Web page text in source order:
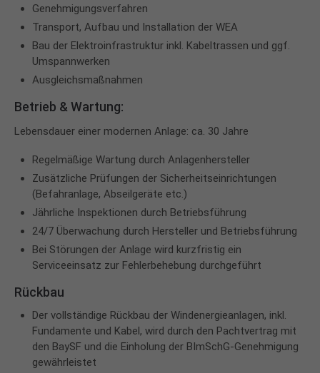
Genehmigungsverfahren
Transport, Aufbau und Installation der WEA
Bau der Elektroinfrastruktur inkl. Kabeltrassen und ggf.
Umspannwerken
Ausgleichsmaßnahmen
Betrieb & Wartung:
Lebensdauer einer modernen Anlage: ca. 30 Jahre
Regelmäßige Wartung durch Anlagenhersteller
Zusätzliche Prüfungen der Sicherheitseinrichtungen
(Befahranlage, Abseilgeräte etc.)
Jährliche Inspektionen durch Betriebsführung
24/7 Überwachung durch Hersteller und Betriebsführung
Bei Störungen der Anlage wird kurzfristig ein
Serviceeinsatz zur Fehlerbehebung durchgeführt
Rückbau
Der vollständige Rückbau der Windenergieanlagen, inkl.
Fundamente und Kabel, wird durch den Pachtvertrag mit
den BaySF und die Einholung der BImSchG-Genehmigung
gewährleistet